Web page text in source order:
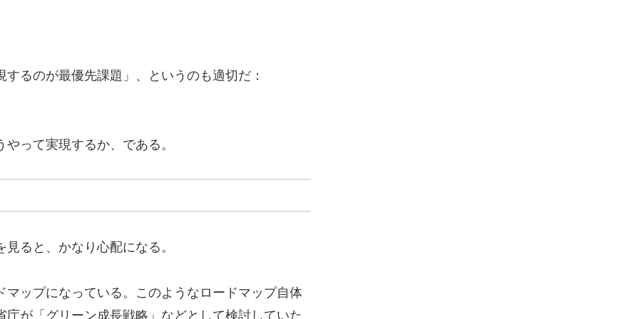
るのが最優先課題」、というのも適切だ：
って実現するか、である。
ると、かなり心配になる。
ップになっている。このようなロードマップ自体
が「グリーン成長戦略」などとして検討していた